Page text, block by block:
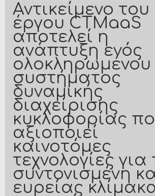
Αντικείμενο του
έργου CTMaaS
αποτελεί η
ανάπτυξη ενός
ολοκληρωμένου
συστήματος
δυναμικής
διαχείρισης
κυκλοφορίας
αξιοποιεί
καινοτόμες
τεχνολογίες για
συντονισμένη
ευρείας